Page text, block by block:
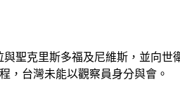
聖克里斯多福及尼維斯，並向
，台灣未能以觀察員身分與會。